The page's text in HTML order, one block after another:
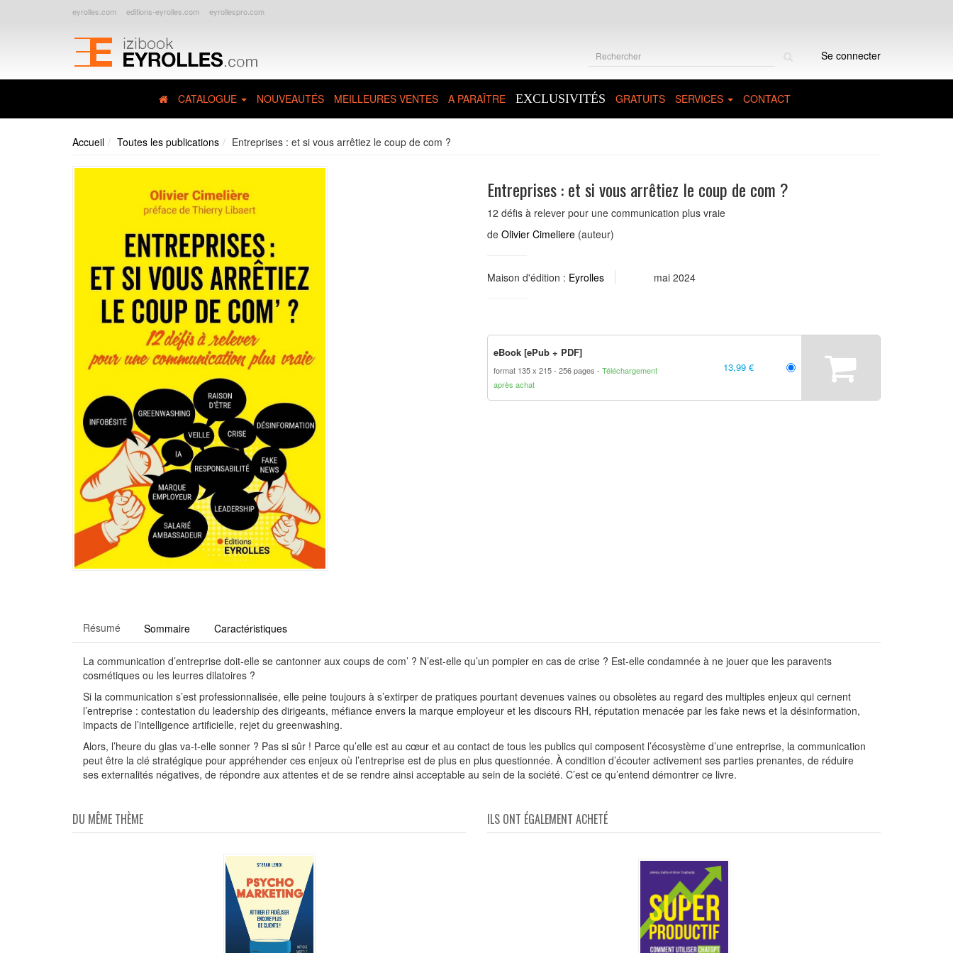
eyrolles.com editions-eyrolles.com eyrollespro.com
Se connecter
CATALOGUE NOUVEAUTÉS MEILLEURES VENTES A PARAÎTRE EXCLUSIVITÉS GRATUITS SERVICES CONTACT
Accueil Toutes les publications Entreprises : et si vous arrêtiez le coup de com ?
Entreprises : et si vous arrêtiez le coup de com ?
12 défis à relever pour une communication plus vraie
de Olivier Cimeliere (auteur)
Maison d'édition : Eyrolles mai 2024
eBook [ePub + PDF]
format 135 x 215 256 pages
Téléchargement
après achat
13,99 €
Résumé Sommaire Caractéristiques
La communication d’entreprise doit-elle se cantonner aux coups de com’ ? N’est-elle qu’un pompier en cas de crise ? Est-elle condamnée à ne jouer que les paravents
cosmétiques ou les leurres dilatoires ?
Si la communication s’est professionnalisée, elle peine toujours à s’extirper de pratiques pourtant devenues vaines ou obsolètes au regard des multiples enjeux qui cernent
l’entreprise : contestation du leadership des dirigeants, méfiance envers la marque employeur et les discours RH, réputation menacée par les fake news et la désinformation,
impacts de l’intelligence artificielle, rejet du greenwashing.
Alors, l’heure du glas va-t-elle sonner ? Pas si sûr ! Parce qu’elle est au cœur et au contact de tous les publics qui composent l’écosystème d’une entreprise, la communication
peut être la clé stratégique pour appréhender ces enjeux où l’entreprise est de plus en plus questionnée. À condition d’écouter activement ses parties prenantes, de réduire
ses externalités négatives, de répondre aux attentes et de se rendre ainsi acceptable au sein de la société. C’est ce qu’entend démontrer ce livre.
DU MÊME THÈME ILS ONT ÉGALEMENT ACHETÉ